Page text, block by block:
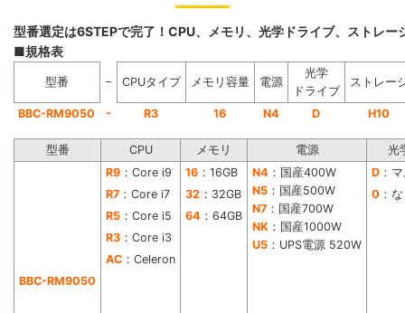
型番選定は6STEPで完了！CPU、メモリ、光学ドライブ、ストレ
■規格表
型番 − CPUタイプ メモリ容量 電源
光学
ドライブ
ストレー
BBC-RM9050 - R3 16 N4 D H10
型番 CPU メモリ 電源 光
BBC-RM9050
R9 ：Core i9 16 ：16GB N4 ：国産400W
N5 ：国産500W
N7 ：国産700W
NK ：国産1000W
U5 ：UPS電源 520W
D ：
R7 ：Core i7 32 ：32GB 0 ：
R5 ：Core i5 64 ：64GB
R3 ：Core i3
AC ：Celeron